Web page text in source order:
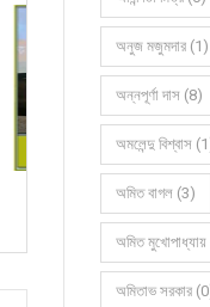
কবিতার বলরুমে প্রদীপ
অনুজ মজুমদার (1)
অন্নপূর্ণা দাস (8)
অমলেন্দু বিশ্বাস
অমিত বাগল (3)
অমিত
অমিতাভ সরকার